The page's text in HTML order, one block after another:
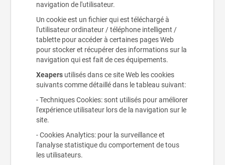
navigation de l'utilisateur.
Un cookie est un fichier qui est téléchargé à
l'utilisateur ordinateur / téléphone intelligent /
tablette pour accéder à certaines pages Web
pour stocker et récupérer des informations sur la
navigation qui est fait de ces équipements.
Xeapers utilisés dans ce site Web les cookies
suivants comme détaillé dans le tableau suivant:
- Techniques Cookies: sont utilisés pour améliorer
l'expérience utilisateur lors de la navigation sur le
site.
- Cookies Analytics: pour la surveillance et
l'analyse statistique du comportement de tous
les utilisateurs.